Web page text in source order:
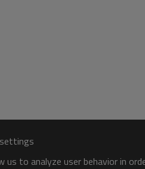
us to analyze user behavior in